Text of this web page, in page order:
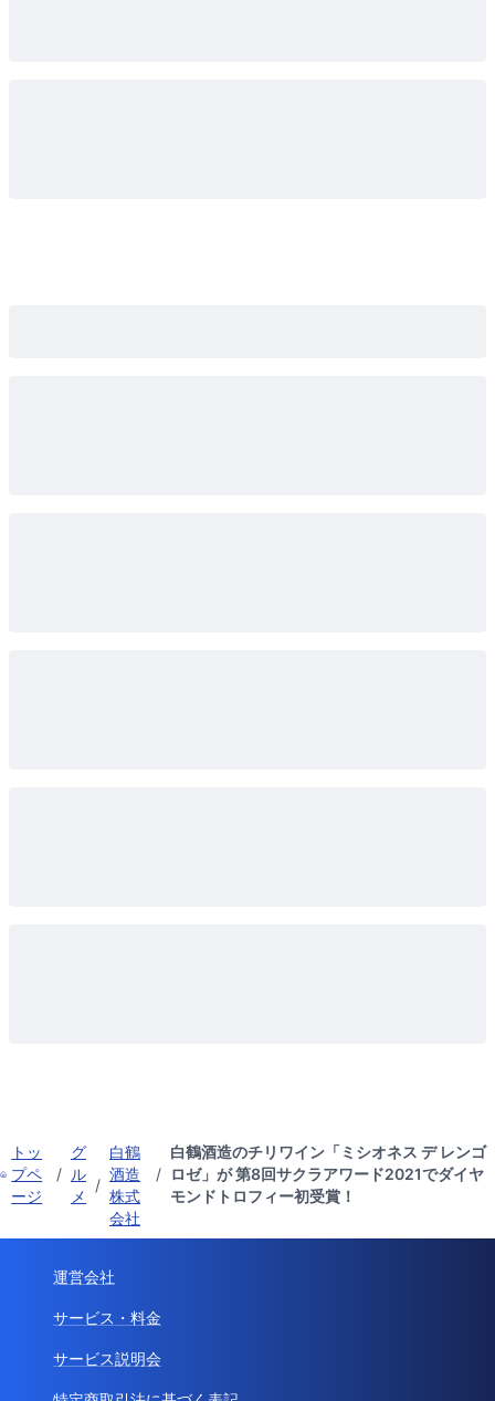
トッ
プペ
ージ
/
グ
ル
メ
/
白鶴
酒造
株式
会社
/
白鶴酒造のチリワイン「ミシオネス デ レンゴ
ロゼ」が 第8回サクラアワード2021でダイヤ
モンドトロフィー初受賞！
運営会社
サービス・料金
サービス説明会